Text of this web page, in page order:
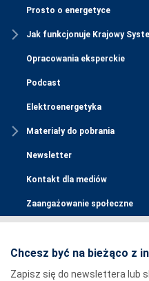
Prosto o energetyce
Jak funkcjonuje Krajowy
Opracowania eksperckie
Podcast
Elektroenergetyka
Materiały do pobrania
Newsletter
Kontakt dla mediów
Zaangażowanie społeczne
Chcesz być na bieżąco z
Zapisz się do newslettera lub